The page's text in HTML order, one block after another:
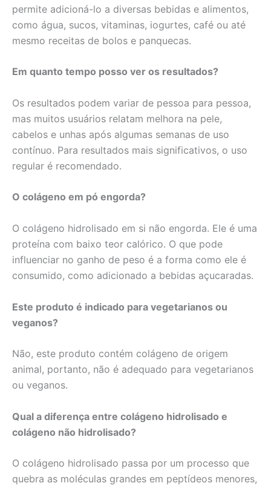
permite adicioná-lo a diversas bebidas e alimentos,
como água, sucos, vitaminas, iogurtes, café ou até
mesmo receitas de bolos e panquecas.
Em quanto tempo posso ver os resultados?
Os resultados podem variar de pessoa para pessoa,
mas muitos usuários relatam melhora na pele,
cabelos e unhas após algumas semanas de uso
contínuo. Para resultados mais significativos, o uso
regular é recomendado.
O colágeno em pó engorda?
O colágeno hidrolisado em si não engorda. Ele é uma
proteína com baixo teor calórico. O que pode
influenciar no ganho de peso é a forma como ele é
consumido, como adicionado a bebidas açucaradas.
Este produto é indicado para vegetarianos ou
veganos?
Não, este produto contém colágeno de origem
animal, portanto, não é adequado para vegetarianos
ou veganos.
Qual a diferença entre colágeno hidrolisado e
colágeno não hidrolisado?
O colágeno hidrolisado passa por um processo que
quebra as moléculas grandes em peptídeos menores,